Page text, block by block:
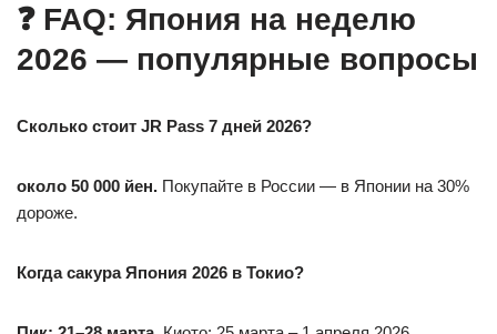
❓ FAQ: Япония на неделю
2026 — популярные вопросы
Сколько стоит JR Pass 7 дней 2026?
около 50 000 йен. Покупайте в России — в Японии на 30%
дороже.
Когда сакура Япония 2026 в Токио?